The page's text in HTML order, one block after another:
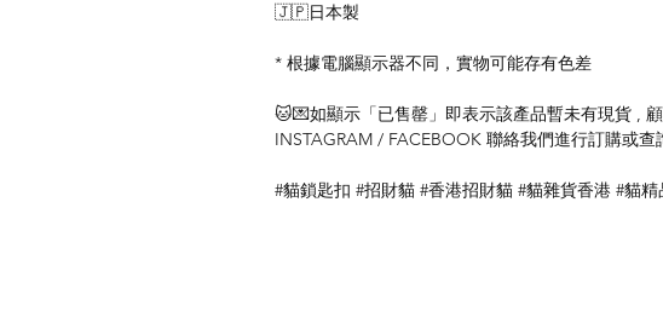
🇯🇵日本製
* 根據電腦顯示器不同，實物可能存有色差
🐱💌如顯示「已售罄」即表示該產品暫未有現貨 ,
INSTAGRAM / FACEBOOK 聯絡我們進行訂購或查
#貓鎖匙扣 #招財貓 #香港招財貓 #貓雜貨香港 #貓